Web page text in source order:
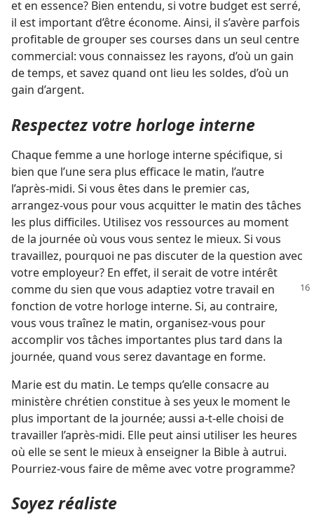
et en essence? Bien entendu, si votre budget est serré,
il est important d’être économe. Ainsi, il s’avère parfois
profitable de grouper ses courses dans un seul centre
commercial: vous connaissez les rayons, d’où un gain
de temps, et savez quand ont lieu les soldes, d’où un
gain d’argent.
Respectez votre horloge interne
Chaque femme a une horloge interne spécifique, si
bien que l’une sera plus efficace le matin, l’autre
l’après-midi. Si vous êtes dans le premier cas,
arrangez-​vous pour vous acquitter le matin des tâches
les plus difficiles. Utilisez vos ressources au moment
de la journée où vous vous sentez le mieux. Si vous
travaillez, pourquoi ne pas discuter de la question avec
votre employeur? En effet, il serait de votre intérêt
comme du sien que vous adaptiez votre travail en
fonction de votre horloge interne. Si, au contraire,
vous vous traînez le matin, organisez-​vous pour
accomplir vos tâches importantes plus tard dans la
journée, quand vous serez davantage en forme.
Marie est du matin. Le temps qu’elle consacre au
ministère chrétien constitue à ses yeux le moment le
plus important de la journée; aussi a-​t-​elle choisi de
travailler l’après-midi. Elle peut ainsi utiliser les heures
où elle se sent le mieux à enseigner la Bible à autrui.
Pourriez-​vous faire de même avec votre programme?
Soyez réaliste